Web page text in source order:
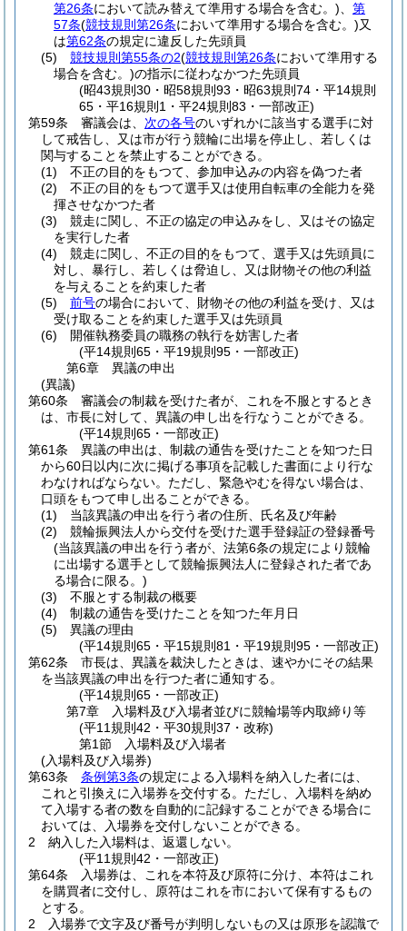
第26条において読み替えて準用する場合を含む。)
第
57条(競技規則第26条において準用する場合を含む。)又
は第62条の規定に違反した先頭員
(5)
競技規則第55条の2(競技規則第26条において準用する
場合を含む。)の指示に従わなかつた先頭員
(昭43規則30・昭58規則93・昭63規則74・平14規則
65・平16規則1・平24規則83・一部改正)
第59条
審議会は、 次の各号のいずれかに該当する選手に対
して戒告し、又は市が行う競輪に出場を停止し、若しくは
関与することを禁止することができる。
(1)
不正の目的をもつて、参加申込みの内容を偽つた者
(2)
不正の目的をもつて選手又は使用自転車の全能力を発
揮させなかつた者
(3)
競走に関し、不正の協定の申込みをし、又はその協定
を実行した者
(4)
競走に関し、不正の目的をもつて、選手又は先頭員に
対し、暴行し、若しくは脅迫し、又は財物その他の利益
を与えることを約束した者
(5)
前号の場合において、財物その他の利益を受け、又は
受け取ることを約束した選手又は先頭員
(6)
開催執務委員の職務の執行を妨害した者
(平14規則65・平19規則95・一部改正)
第6章
異議の申出
(異議)
第60条
審議会の制裁を受けた者が、これを不服とするとき
は、市長に対して、異議の申し出を行なうことができる。
(平14規則65・一部改正)
第61条
異議の申出は、制裁の通告を受けたことを知つた日
から60日以内に次に掲げる事項を記載した書面により行な
わなければならない。 ただし、緊急やむを得ない場合は、
口頭をもつて申し出ることができる。
(1)
当該異議の申出を行う者の住所、氏名及び年齢
(2)
競輪振興法人から交付を受けた選手登録証の登録番号
(当該異議の申出を行う者が、法第6条の規定により競輪
に出場する選手として競輪振興法人に登録された者であ
る場合に限る。)
(3)
不服とする制裁の概要
(4)
制裁の通告を受けたことを知つた年月日
(5)
異議の理由
(平14規則65・平15規則81・平19規則95・一部改正)
第62条
市長は、異議を裁決したときは、速やかにその結果
を当該異議の申出を行つた者に通知する。
(平14規則65・一部改正)
第7章
入場料及び入場者並びに競輪場等内取締り等
(平11規則42・平30規則37・改称)
第1節
入場料及び入場者
(入場料及び入場券)
第63条
条例第3条の規定による入場料を納入した者には、
これと引換えに入場券を交付する。 ただし、入場料を納め
て入場する者の数を自動的に記録することができる場合に
おいては、入場券を交付しないことができる。
2
納入した入場料は、返還しない。
(平11規則42・一部改正)
第64条
入場券は、これを本符及び原符に分け、本符はこれ
を購買者に交付し、原符はこれを市において保有するもの
とする。
2
入場券で文字及び番号が判明しないもの又は原形を認識で